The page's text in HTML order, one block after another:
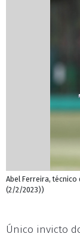
Abel Ferreira, técnico
(2/2/2023))
Único invicto